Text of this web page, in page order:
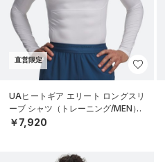
直営限定
UAヒートギア エリート ロングスリ
ーブ シャツ（トレーニング/MEN）
￥7,920